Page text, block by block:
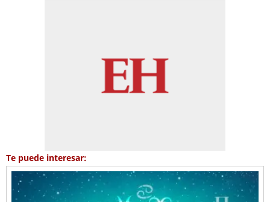
Te puede interesar: